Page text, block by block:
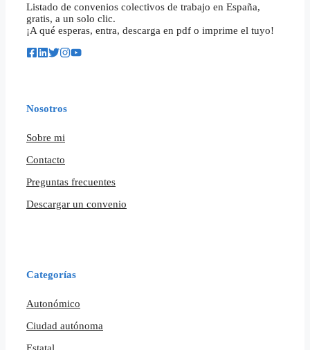
Listado de convenios colectivos de trabajo en España,
gratis, a un solo clic.
¡A qué esperas, entra, descarga en pdf o imprime el tuyo!
Nosotros
Sobre mi
Contacto
Preguntas frecuentes
Descargar un convenio
Categorías
Autonómico
Ciudad autónoma